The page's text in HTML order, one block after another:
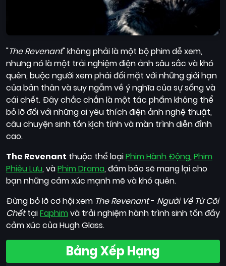
"The Revenant" không phải là một bộ phim dễ xem,
nhưng nó là một trải nghiệm điện ảnh sâu sắc và khó
quên, buộc người xem phải đối mặt với những giới hạn
của bản thân và suy ngẫm về ý nghĩa của sự sống và
cái chết. Đây chắc chắn là một tác phẩm không thể
bỏ lỡ đối với những ai yêu thích điện ảnh nghệ thuật,
câu chuyện sinh tồn kịch tính và màn trình diễn đỉnh
cao.
The Revenant thuộc thể loạiPhim Hành Động,Phim
Phiêu Lưu, vàPhim Drama, đảm bảo sẽ mang lại cho
bạn những cảm xúc mạnh mẽ và khó quên.
Đừng bỏ lỡ cơ hội xem The Revenant- Người Về Từ Cõi
ChếttạiFaphimvà trải nghiệm hành trình sinh tồn đầy
cảm xúc của Hugh Glass.
Bảng Xếp Hạng